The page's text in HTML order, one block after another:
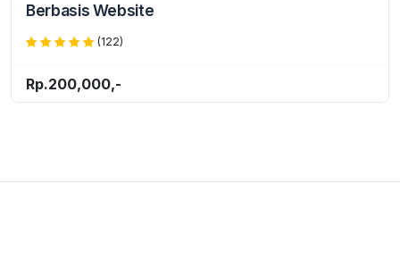
Berbasis Website
(122)
Rp.200,000,-